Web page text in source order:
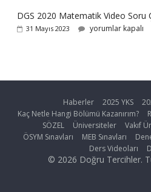
DGS 2020 Matematik Video Soru
31 Mayıs 2023 yorumlar kapalı
Haberler 2025 YKS
Kaç Netle Hangi Bölümü Kazanırım?
SÖZEL
Üniversiteler Vakıf
ÖSYM Sınavları
MEB Sınavları
Ders Videoları
© 2026 Doğru Tercihler.